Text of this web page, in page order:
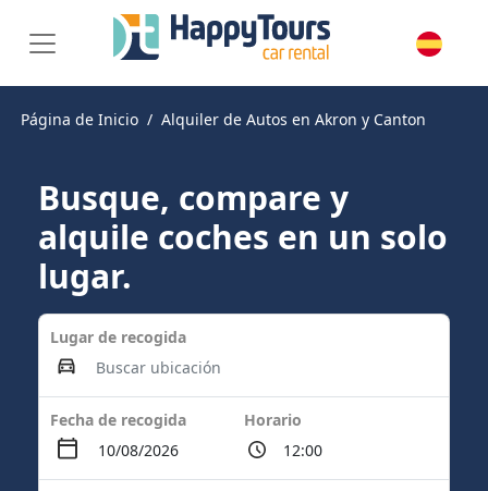
Página de Inicio Alquiler de Autos en Akron y Canton
Busque, compare y
alquile coches en un solo
lugar.
Lugar de recogida
Fecha de recogida Horario